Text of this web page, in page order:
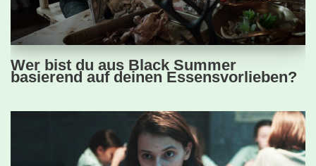
Wer bist du aus Black Summer
basierend auf deinen Essensvorlieben?